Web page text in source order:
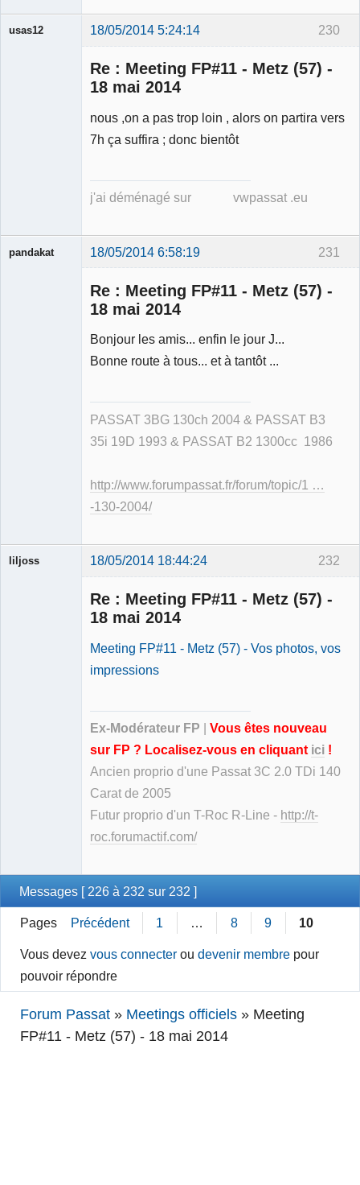
230
usas12 18/05/2014 5:24:14
Re : Meeting FP#11 - Metz (57) -
18 mai 2014
nous ,on a pas trop loin , alors on partira vers
7h ça suffira ; donc bientôt
j'ai déménagé sur vwpassat .eu
231
pandakat 18/05/2014 6:58:19
Re : Meeting FP#11 - Metz (57) -
18 mai 2014
Bonjour les amis... enfin le jour J...
Bonne route à tous... et à tantôt ...
PASSAT 3BG 130ch 2004 & PASSAT B3
35i 19D 1993 & PASSAT B2 1300cc 1986
http://www.forumpassat.fr/forum/topic/1 …
-130-2004/
232
liljoss 18/05/2014 18:44:24
Re : Meeting FP#11 - Metz (57) -
18 mai 2014
Meeting FP#11 - Metz (57) - Vos photos, vos
impressions
Ex-Modérateur FP
Vous êtes nouveau
sur FP ? Localisez-vous en cliquant ici !
Ancien proprio d'une Passat 3C 2.0 TDi 140
Carat de 2005
Futur proprio d'un T-Roc R-Line - http://t-
roc.forumactif.com/
Messages [ 226 à 232 sur 232 ]
Pages Précédent 1 … 8 9 10
Vous devezvous connecter oudevenir membre pour
pouvoir répondre
Forum Passat » Meetings officiels » Meeting
FP#11 - Metz (57) - 18 mai 2014